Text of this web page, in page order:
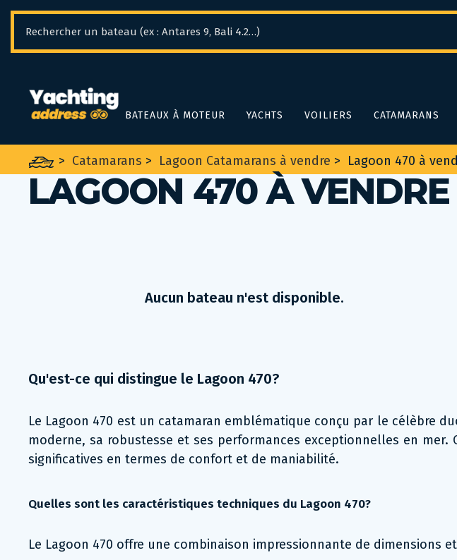
BATEAUX À MOTEUR YACHTS VOILIERS CATAMARANS
> Catamarans > Lagoon Catamarans à vendre > Lagoon 470 à
LAGOON 470 À VENDRE
Aucun bateau n'est disponible.
Qu'est-ce qui distingue le Lagoon 470?
Le Lagoon 470 est un catamaran emblématique conçu par le célèbre
moderne, sa robustesse et ses performances exceptionnelles en
significatives en termes de confort et de maniabilité.
Quelles sont les caractéristiques techniques du Lagoon 470?
Le Lagoon 470 offre une combinaison impressionnante de dimensions
Panneau de gestion des cookies